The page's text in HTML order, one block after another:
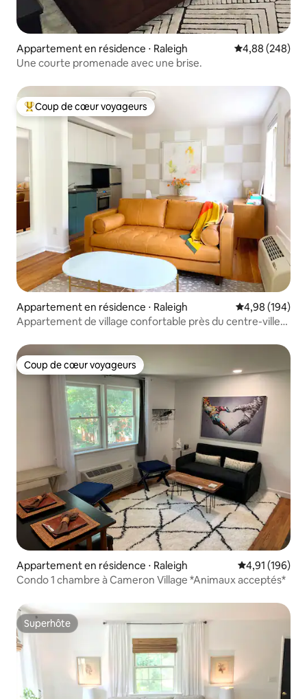
Appartement en résidence ⋅ Raleigh Évaluation
4,88 (248)
Une courte promenade avec une brise.
Coups de cœur voyageurs les plus appréciés
Coup de cœur voyageurs
Appartement en résidence ⋅ Raleigh Évaluation
4,98 (194)
Appartement de village confortable près du centre-ville
Coup de cœur voyageurs
Coup de cœur voyageurs
Appartement en résidence ⋅ Raleigh Évaluation
4,91 (196)
Condo 1 chambre à Cameron Village *Animaux acceptés*
Superhôte
Superhôte